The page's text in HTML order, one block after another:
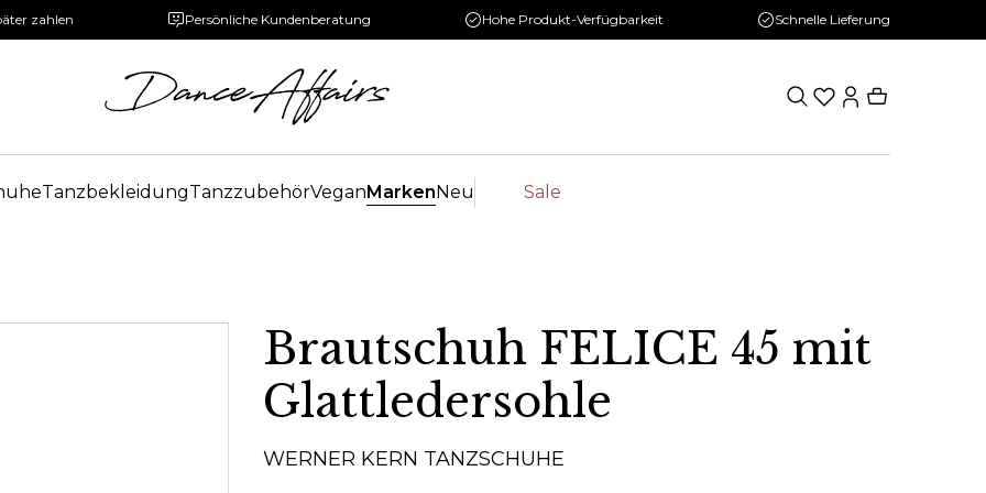
zahlen Persönliche Kundenberatung Hohe Produkt-Verfügbarkeit Schnelle Lieferung
TanzbekleidungTanzzubehörVeganMarkenNeu Sale
Brautschuh FELICE 45 mit
Glattledersohle
WERNER KERN TANZSCHUHE